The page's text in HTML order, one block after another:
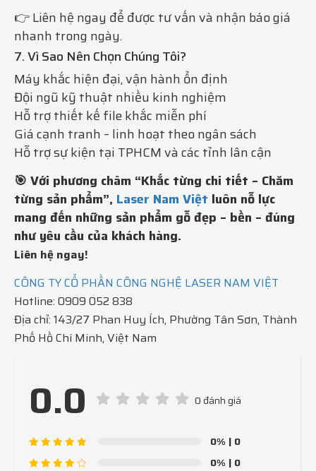
👉 Liên hệ ngay để được tư vấn và nhận báo giá
nhanh trong ngày.
7. Vì Sao Nên Chọn Chúng Tôi?
Máy khắc hiện đại, vận hành ổn định
Đội ngũ kỹ thuật nhiều kinh nghiệm
Hỗ trợ thiết kế file khắc miễn phí
Giá cạnh tranh – linh hoạt theo ngân sách
Hỗ trợ sự kiện tại TPHCM và các tỉnh lân cận
🎯 Với phương châm “Khắc từng chi tiết – Chăm
từng sản phẩm”, Laser Nam Việt luôn nỗ lực
mang đến những sản phẩm gỗ đẹp – bền – đúng
như yêu cầu của khách hàng.
Liên hệ ngay!
CÔNG TY CỔ PHẦN CÔNG NGHỆ LASER NAM VIỆT
Hotline: 0909 052 838
Địa chỉ: 143/27 Phan Huy Ích, Phường Tân Sơn, Thành
Phố Hồ Chí Minh, Việt Nam
0.0 0 đánh giá
0% | 0
0% | 0